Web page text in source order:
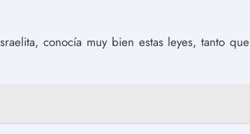
conocía muy bien estas leyes, tanto que